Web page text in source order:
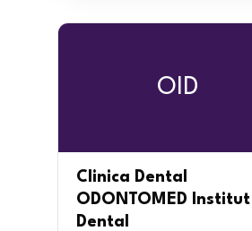
OID
Clinica Dental
ODONTOMED Institut
Dental